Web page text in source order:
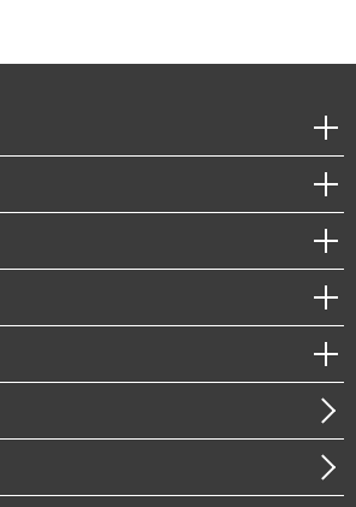
コンプライアンス）・防災（政策）
）